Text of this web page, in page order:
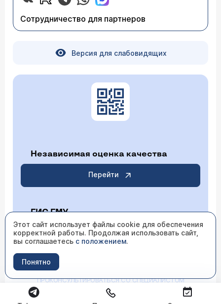
Сотрудничество для партнеров
Версия для слабовидящих
Независимая оценка качества
Перейти
ГИС ГМУ
Перейти
ИМЕЮТСЯ ПРОТИВОПОКАЗАНИЯ НЕОБХОДИМО
ПРОКОНСУЛЬТИРОВАТЬСЯ СО СПЕЦИАЛИСТОМ
Этот сайт использует файлы cookie для обеспечения
корректной работы. Продолжая использовать сайт,
вы соглашаетесь с положением.
Понятно